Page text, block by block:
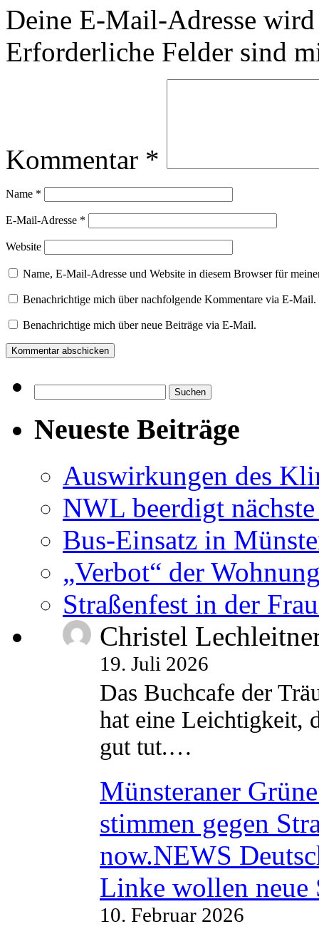
Deine E-Mail-Adresse
Erforderliche Felder sind
Kommentar *
Name *
E-Mail-Adresse *
Website
Name, E-Mail-Adresse und Website in diesem Browser für
Benachrichtige mich über nachfolgende Kommentare via E-Mail.
Benachrichtige mich über neue Beiträge via E-Mail.
nach:
Neueste Beiträge
Auswirkungen des
NWL beerdigt
Bus-Einsatz in
„Verbot“ der
Straßenfest in der
Christel
19. Juli 2026
Das Buchcafe der
hat eine Leichtigkeit,
gut tut.…
Münsteraner
stimmen gegen
now.NEWS
Linke wollen neue
10. Februar 2026